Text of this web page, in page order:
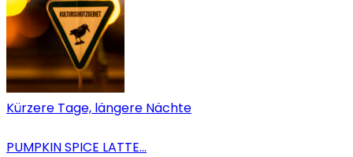
Kürzere Tage, längere Nächte
PUMPKIN SPICE LATTE…